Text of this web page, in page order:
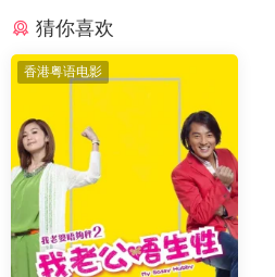
猜你喜欢
香港粤语电影